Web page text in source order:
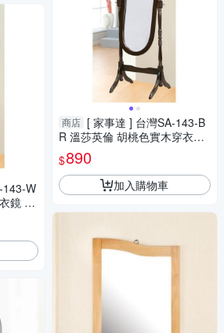
143-W
鏡 特
商店 [ 家事達 ] 台灣SA-143-B
R 溫莎英倫 胡桃色實木穿衣鏡
特價
$890
加入購物車